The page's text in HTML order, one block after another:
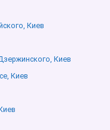
Киев
Киев
Киев